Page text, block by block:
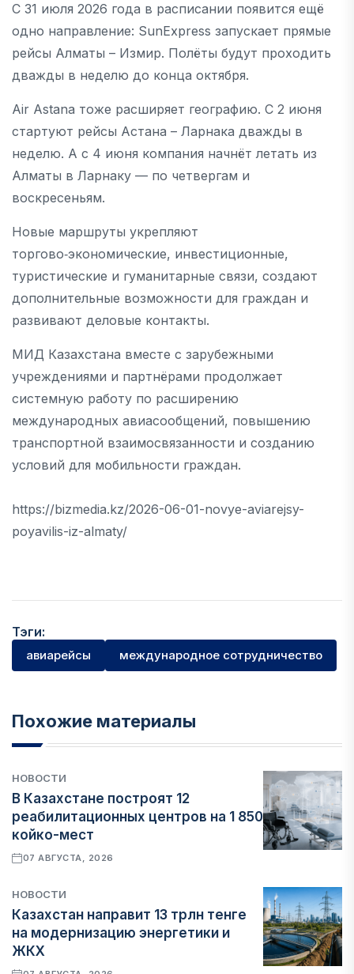
С 31 июля 2026 года в расписании появится ещё
одно направление: SunExpress запускает прямые
рейсы Алматы – Измир. Полёты будут проходить
дважды в неделю до конца октября.
Air Astana тоже расширяет географию. С 2 июня
стартуют рейсы Астана – Ларнака дважды в
неделю. А с 4 июня компания начнёт летать из
Алматы в Ларнаку — по четвергам и
воскресеньям.
Новые маршруты укрепляют
торгово‑экономические, инвестиционные,
туристические и гуманитарные связи, создают
дополнительные возможности для граждан и
развивают деловые контакты.
МИД Казахстана вместе с зарубежными
учреждениями и партнёрами продолжает
системную работу по расширению
международных авиасообщений, повышению
транспортной взаимосвязанности и созданию
условий для мобильности граждан.
https://bizmedia.kz/2026-06-01-novye-aviarejsy-
poyavilis-iz-almaty/
Тэги:
авиарейсы международное сотрудничество
Похожие материалы
НОВОСТИ
В Казахстане построят 12
реабилитационных центров на 1 850
койко-мест
07 АВГУСТА, 2026
НОВОСТИ
Казахстан направит 13 трлн тенге
на модернизацию энергетики и
ЖКХ